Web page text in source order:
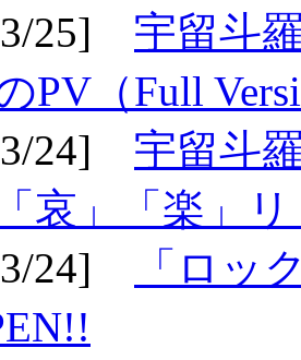
25] 宇留斗
PV（Full
24] 宇留斗
「哀」「楽」
24]
「ロッ